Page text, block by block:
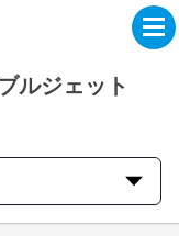
ルジェット